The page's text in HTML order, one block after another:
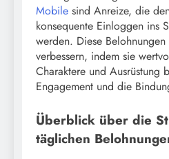
Mobile sind Anreize, die
konsequente Einloggen ins
werden. Diese
verbessern, indem sie
Charaktere und Ausrüstung
Engagement und die
Überblick über die
täglichen